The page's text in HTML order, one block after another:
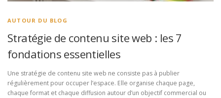
AUTOUR DU BLOG
Stratégie de contenu site web : les 7
fondations essentielles
Une stratégie de contenu site web ne consiste pas à publier
régulièrement pour occuper l’espace. Elle organise chaque page,
chaque format et chaque diffusion autour d’un objectif commercial ou